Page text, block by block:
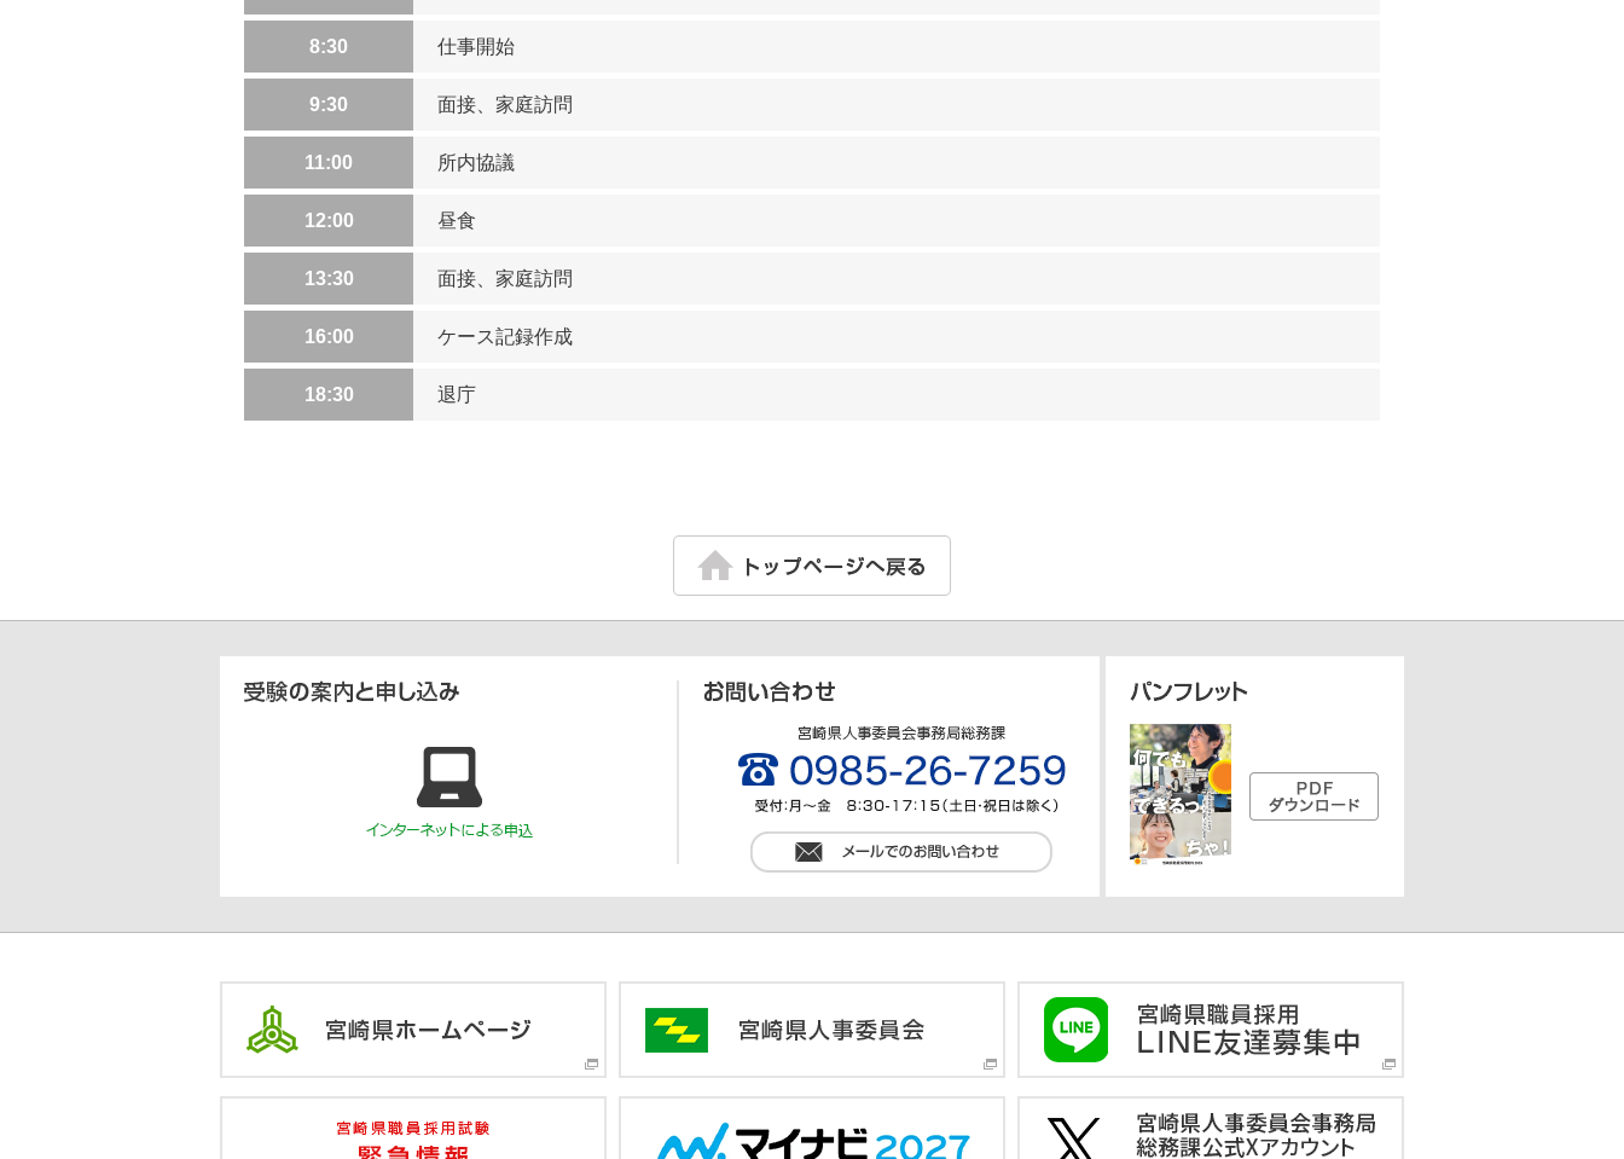
8:30 仕事開始
9:30 面接、家庭訪問
11:00 所内協議
12:00 昼食
13:30 面接、家庭訪問
16:00 ケース記録作成
18:30 退庁